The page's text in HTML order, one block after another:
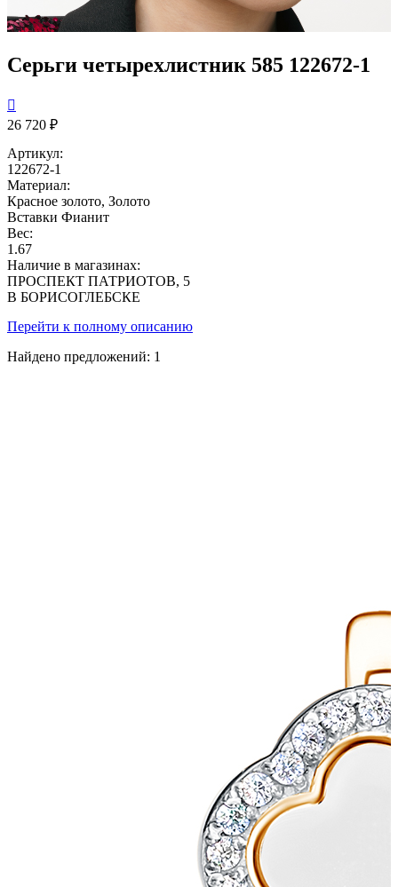
Серьги четырехлистник 585 122672-1

26 720 ₽
Артикул:
122672-1
Материал:
Красное золото, Золото
Вставки Фианит
Вес:
1.67
Наличие в магазинах:
ПРОСПЕКТ ПАТРИОТОВ, 5
В БОРИСОГЛЕБСКЕ
Перейти к полному описанию
Найдено предложений: 1